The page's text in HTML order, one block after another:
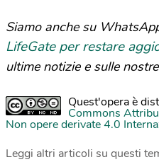
Siamo anche su
LifeGate per restare
ultime notizie e sulle
Quest'opera è
Commons
Non opere derivate 4.0
Leggi altri articoli su questi